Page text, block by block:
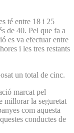
té entre 18 i 25
de 40. Pel que fa a
es va efectuar entre
i les tres restants
un total de cinc.
marcat pel
millorar la seguretat
com aquesta
conductes de